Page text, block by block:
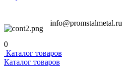
info@promstalmetal.ru
0
Каталог товаров
Каталог товаров